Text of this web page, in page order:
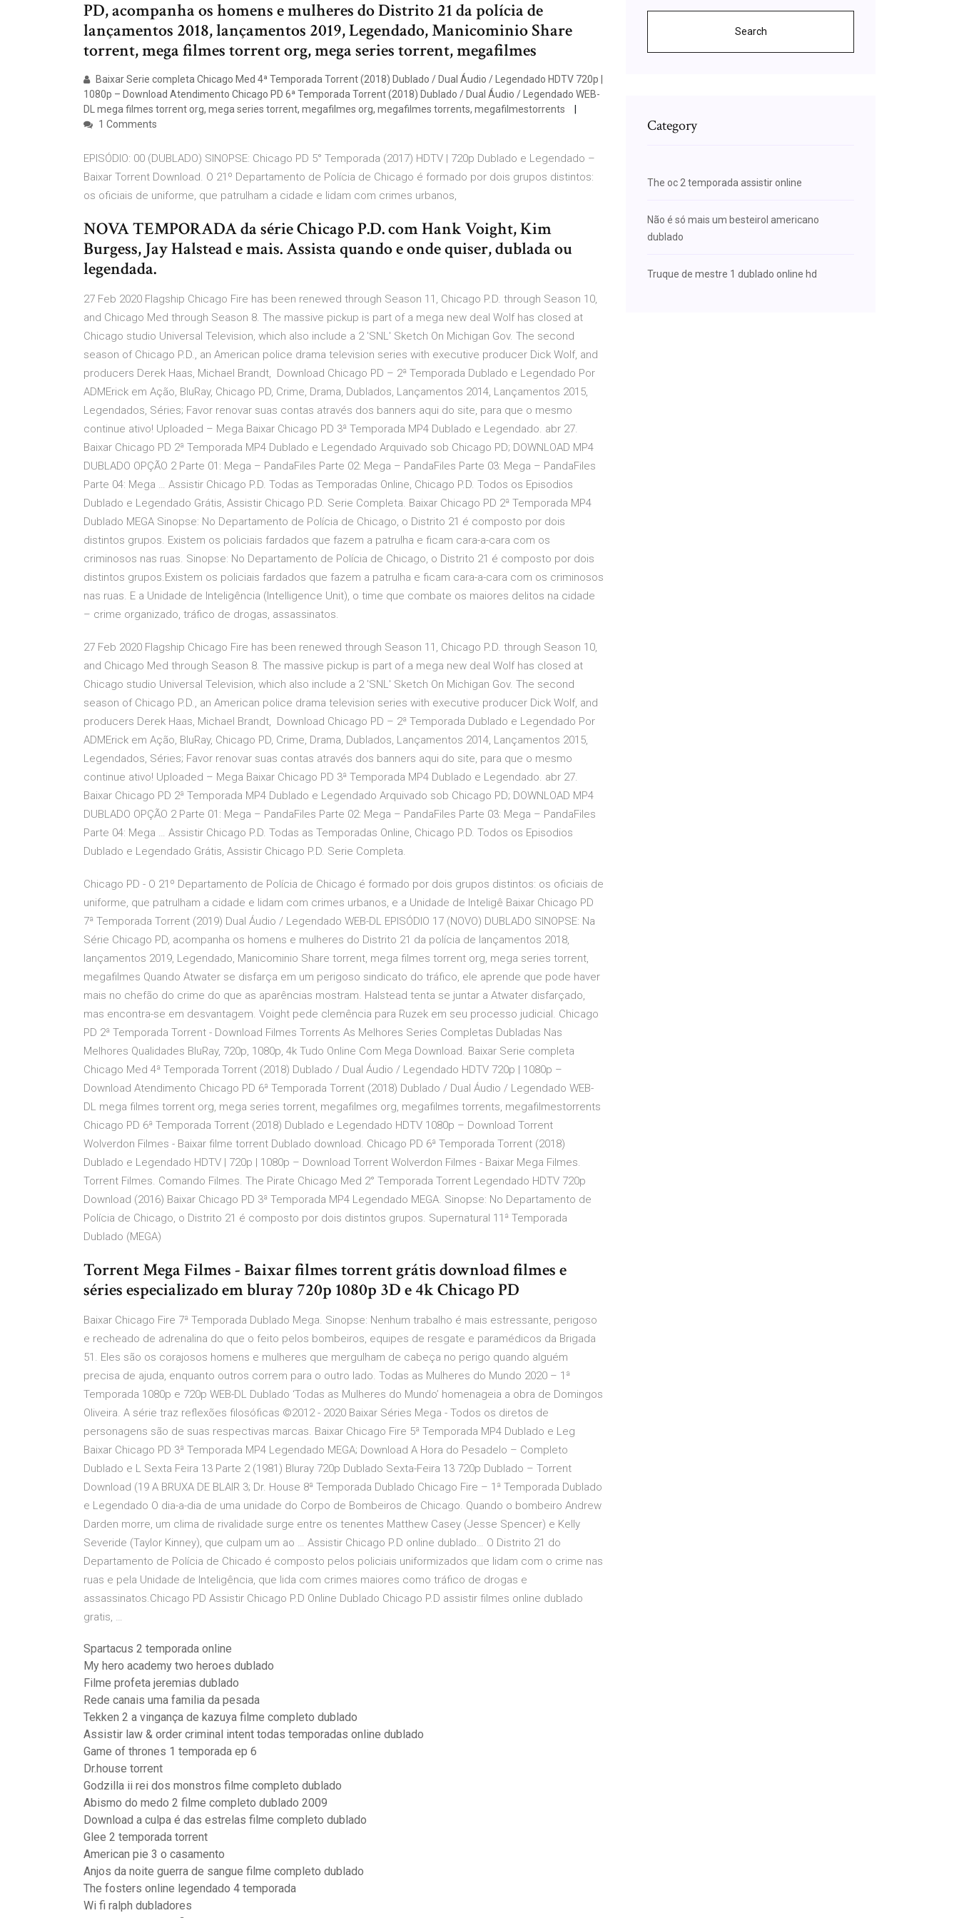
PD, acompanha os homens e mulheres do Distrito 21 da polícia de
lançamentos 2018, lançamentos 2019, Legendado, Manicominio Share
torrent, mega filmes torrent org, mega series torrent, megafilmes
Baixar Serie completa Chicago Med 4ª Temporada Torrent (2018) Dublado / Dual Áudio / Legendado HDTV 720p |
1080p – Download Atendimento Chicago PD 6ª Temporada Torrent (2018) Dublado / Dual Áudio / Legendado WEB-
DL mega filmes torrent org, mega series torrent, megafilmes org, megafilmes torrents, megafilmestorrents
1 Comments
EPISÓDIO: 00 (DUBLADO) SINOPSE: Chicago PD 5° Temporada (2017) HDTV | 720p Dublado e Legendado –
Baixar Torrent Download. O 21º Departamento de Polícia de Chicago é formado por dois grupos distintos:
os oficiais de uniforme, que patrulham a cidade e lidam com crimes urbanos,
NOVA TEMPORADA da série Chicago P.D. com Hank Voight, Kim
Burgess, Jay Halstead e mais. Assista quando e onde quiser, dublada ou
legendada.
27 Feb 2020 Flagship Chicago Fire has been renewed through Season 11, Chicago P.D. through Season 10,
and Chicago Med through Season 8. The massive pickup is part of a mega new deal Wolf has closed at
Chicago studio Universal Television, which also include a 2 'SNL' Sketch On Michigan Gov. The second
season of Chicago P.D., an American police drama television series with executive producer Dick Wolf, and
producers Derek Haas, Michael Brandt, Download Chicago PD – 2ª Temporada Dublado e Legendado Por
ADMErick em Ação, BluRay, Chicago PD, Crime, Drama, Dublados, Lançamentos 2014, Lançamentos 2015,
Legendados, Séries; Favor renovar suas contas através dos banners aqui do site, para que o mesmo
continue ativo! Uploaded – Mega Baixar Chicago PD 3ª Temporada MP4 Dublado e Legendado. abr 27.
Baixar Chicago PD 2ª Temporada MP4 Dublado e Legendado Arquivado sob Chicago PD; DOWNLOAD MP4
DUBLADO OPÇÃO 2 Parte 01: Mega – PandaFiles Parte 02: Mega – PandaFiles Parte 03: Mega – PandaFiles
Parte 04: Mega … Assistir Chicago P.D. Todas as Temporadas Online, Chicago P.D. Todos os Episodios
Dublado e Legendado Grátis, Assistir Chicago P.D. Serie Completa. Baixar Chicago PD 2ª Temporada MP4
Dublado MEGA Sinopse: No Departamento de Polícia de Chicago, o Distrito 21 é composto por dois
distintos grupos. Existem os policiais fardados que fazem a patrulha e ficam cara-a-cara com os
criminosos nas ruas. Sinopse: No Departamento de Polícia de Chicago, o Distrito 21 é composto por dois
distintos grupos.Existem os policiais fardados que fazem a patrulha e ficam cara-a-cara com os criminosos
nas ruas. E a Unidade de Inteligência (Intelligence Unit), o time que combate os maiores delitos na cidade
– crime organizado, tráfico de drogas, assassinatos.
27 Feb 2020 Flagship Chicago Fire has been renewed through Season 11, Chicago P.D. through Season 10,
and Chicago Med through Season 8. The massive pickup is part of a mega new deal Wolf has closed at
Chicago studio Universal Television, which also include a 2 'SNL' Sketch On Michigan Gov. The second
season of Chicago P.D., an American police drama television series with executive producer Dick Wolf, and
producers Derek Haas, Michael Brandt, Download Chicago PD – 2ª Temporada Dublado e Legendado Por
ADMErick em Ação, BluRay, Chicago PD, Crime, Drama, Dublados, Lançamentos 2014, Lançamentos 2015,
Legendados, Séries; Favor renovar suas contas através dos banners aqui do site, para que o mesmo
continue ativo! Uploaded – Mega Baixar Chicago PD 3ª Temporada MP4 Dublado e Legendado. abr 27.
Baixar Chicago PD 2ª Temporada MP4 Dublado e Legendado Arquivado sob Chicago PD; DOWNLOAD MP4
DUBLADO OPÇÃO 2 Parte 01: Mega – PandaFiles Parte 02: Mega – PandaFiles Parte 03: Mega – PandaFiles
Parte 04: Mega … Assistir Chicago P.D. Todas as Temporadas Online, Chicago P.D. Todos os Episodios
Dublado e Legendado Grátis, Assistir Chicago P.D. Serie Completa.
Chicago PD - O 21º Departamento de Polícia de Chicago é formado por dois grupos distintos: os oficiais de
uniforme, que patrulham a cidade e lidam com crimes urbanos, e a Unidade de Inteligê Baixar Chicago PD
7ª Temporada Torrent (2019) Dual Áudio / Legendado WEB-DL EPISÓDIO 17 (NOVO) DUBLADO SINOPSE: Na
Série Chicago PD, acompanha os homens e mulheres do Distrito 21 da polícia de lançamentos 2018,
lançamentos 2019, Legendado, Manicominio Share torrent, mega filmes torrent org, mega series torrent,
megafilmes Quando Atwater se disfarça em um perigoso sindicato do tráfico, ele aprende que pode haver
mais no chefão do crime do que as aparências mostram. Halstead tenta se juntar a Atwater disfarçado,
mas encontra-se em desvantagem. Voight pede clemência para Ruzek em seu processo judicial. Chicago
PD 2ª Temporada Torrent - Download Filmes Torrents As Melhores Series Completas Dubladas Nas
Melhores Qualidades BluRay, 720p, 1080p, 4k Tudo Online Com Mega Download. Baixar Serie completa
Chicago Med 4ª Temporada Torrent (2018) Dublado / Dual Áudio / Legendado HDTV 720p | 1080p –
Download Atendimento Chicago PD 6ª Temporada Torrent (2018) Dublado / Dual Áudio / Legendado WEB-
DL mega filmes torrent org, mega series torrent, megafilmes org, megafilmes torrents, megafilmestorrents
Chicago PD 6ª Temporada Torrent (2018) Dublado e Legendado HDTV 1080p – Download Torrent
Wolverdon Filmes - Baixar filme torrent Dublado download. Chicago PD 6ª Temporada Torrent (2018)
Dublado e Legendado HDTV | 720p | 1080p – Download Torrent Wolverdon Filmes - Baixar Mega Filmes.
Torrent Filmes. Comando Filmes. The Pirate Chicago Med 2° Temporada Torrent Legendado HDTV 720p
Download (2016) Baixar Chicago PD 3ª Temporada MP4 Legendado MEGA. Sinopse: No Departamento de
Polícia de Chicago, o Distrito 21 é composto por dois distintos grupos. Supernatural 11ª Temporada
Dublado (MEGA)
Torrent Mega Filmes - Baixar filmes torrent grátis download filmes e
séries especializado em bluray 720p 1080p 3D e 4k Chicago PD
Baixar Chicago Fire 7ª Temporada Dublado Mega. Sinopse: Nenhum trabalho é mais estressante, perigoso
e recheado de adrenalina do que o feito pelos bombeiros, equipes de resgate e paramédicos da Brigada
51. Eles são os corajosos homens e mulheres que mergulham de cabeça no perigo quando alguém
precisa de ajuda, enquanto outros correm para o outro lado. Todas as Mulheres do Mundo 2020 – 1ª
Temporada 1080p e 720p WEB-DL Dublado ‘Todas as Mulheres do Mundo’ homenageia a obra de Domingos
Oliveira. A série traz reflexões filosóficas ©2012 - 2020 Baixar Séries Mega - Todos os diretos de
personagens são de suas respectivas marcas. Baixar Chicago Fire 5ª Temporada MP4 Dublado e Leg
Baixar Chicago PD 3ª Temporada MP4 Legendado MEGA; Download A Hora do Pesadelo – Completo
Dublado e L Sexta Feira 13 Parte 2 (1981) Bluray 720p Dublado Sexta-Feira 13 720p Dublado – Torrent
Download (19 A BRUXA DE BLAIR 3; Dr. House 8ª Temporada Dublado Chicago Fire – 1ª Temporada Dublado
e Legendado O dia-a-dia de uma unidade do Corpo de Bombeiros de Chicago. Quando o bombeiro Andrew
Darden morre, um clima de rivalidade surge entre os tenentes Matthew Casey (Jesse Spencer) e Kelly
Severide (Taylor Kinney), que culpam um ao … Assistir Chicago P.D online dublado… O Distrito 21 do
Departamento de Polícia de Chicado é composto pelos policiais uniformizados que lidam com o crime nas
ruas e pela Unidade de Inteligência, que lida com crimes maiores como tráfico de drogas e
assassinatos.Chicago PD Assistir Chicago P.D Online Dublado Chicago P.D assistir filmes online dublado
gratis, …
Spartacus 2 temporada online
My hero academy two heroes dublado
Filme profeta jeremias dublado
Rede canais uma familia da pesada
Tekken 2 a vingança de kazuya filme completo dublado
Assistir law & order criminal intent todas temporadas online dublado
Game of thrones 1 temporada ep 6
Dr.house torrent
Godzilla ii rei dos monstros filme completo dublado
Abismo do medo 2 filme completo dublado 2009
Download a culpa é das estrelas filme completo dublado
Glee 2 temporada torrent
American pie 3 o casamento
Anjos da noite guerra de sangue filme completo dublado
The fosters online legendado 4 temporada
Wi fi ralph dubladores
Search
Category
The oc 2 temporada assistir online
Não é só mais um besteirol americano
dublado
Truque de mestre 1 dublado online hd